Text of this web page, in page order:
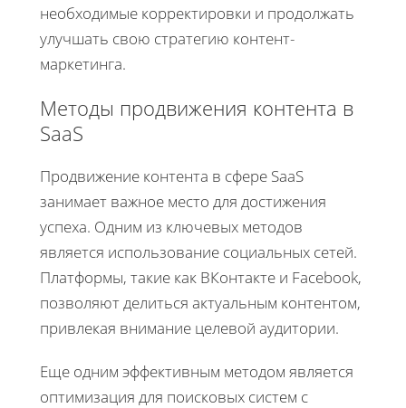
необходимые корректировки и продолжать
улучшать свою стратегию контент-
маркетинга.
Методы продвижения контента в
SaaS
Продвижение контента в сфере SaaS
занимает важное место для достижения
успеха. Одним из ключевых методов
является использование социальных сетей.
Платформы, такие как ВКонтакте и Facebook,
позволяют делиться актуальным контентом,
привлекая внимание целевой аудитории.
Еще одним эффективным методом является
оптимизация для поисковых систем с